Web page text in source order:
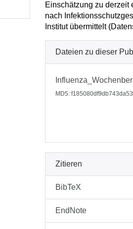
Einschätzung zu derzeit
nach
Institut übermittelt
Dateien zu dieser
MD5:
Zitieren
BibTeX
EndNote